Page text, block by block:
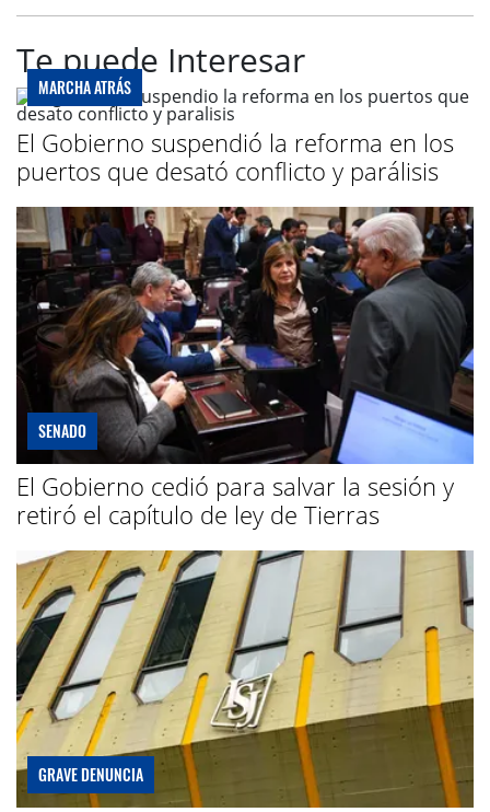
Te puede Interesar
MARCHA ATRÁS
El Gobierno suspendió la reforma en los
puertos que desató conflicto y parálisis
SENADO
El Gobierno cedió para salvar la sesión y
retiró el capítulo de ley de Tierras
GRAVE DENUNCIA